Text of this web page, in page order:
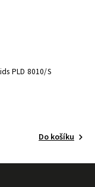
PLD 8010/S
Do košíku